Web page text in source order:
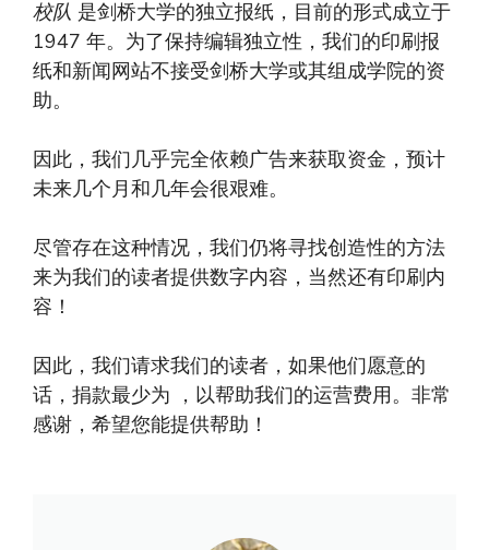
校队 是剑桥大学的独立报纸，目前的形式成立于
1947 年。为了保持编辑独立性，我们的印刷报
纸和新闻网站不接受剑桥大学或其组成学院的资
助。
因此，我们几乎完全依赖广告来获取资金，预计
未来几个月和几年会很艰难。
尽管存在这种情况，我们仍将寻找创造性的方法
来为我们的读者提供数字内容，当然还有印刷内
容！
因此，我们请求我们的读者，如果他们愿意的
话，捐款最少为 ，以帮助我们的运营费用。非常
感谢，希望您能提供帮助！